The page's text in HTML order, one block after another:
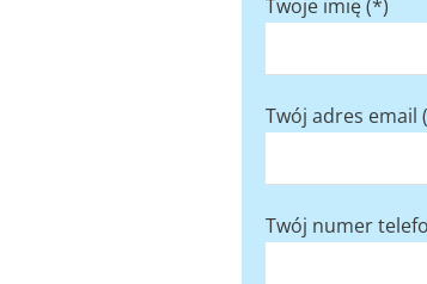
Twoje imię (*)
Twój adres email
Twój numer